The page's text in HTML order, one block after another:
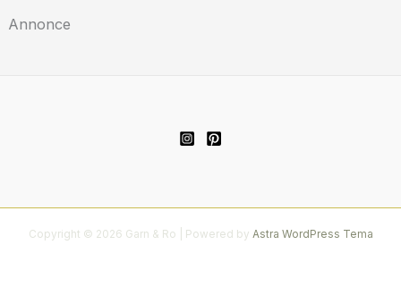
Annonce
Copyright © 2026 Garn & Ro | Powered by Astra WordPress Tema